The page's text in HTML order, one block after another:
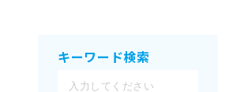
キーワード検索